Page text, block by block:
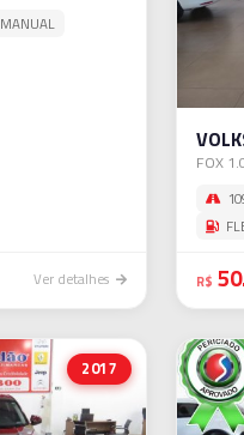
MANUAL
Ver detalhes
FOX
R$
2017